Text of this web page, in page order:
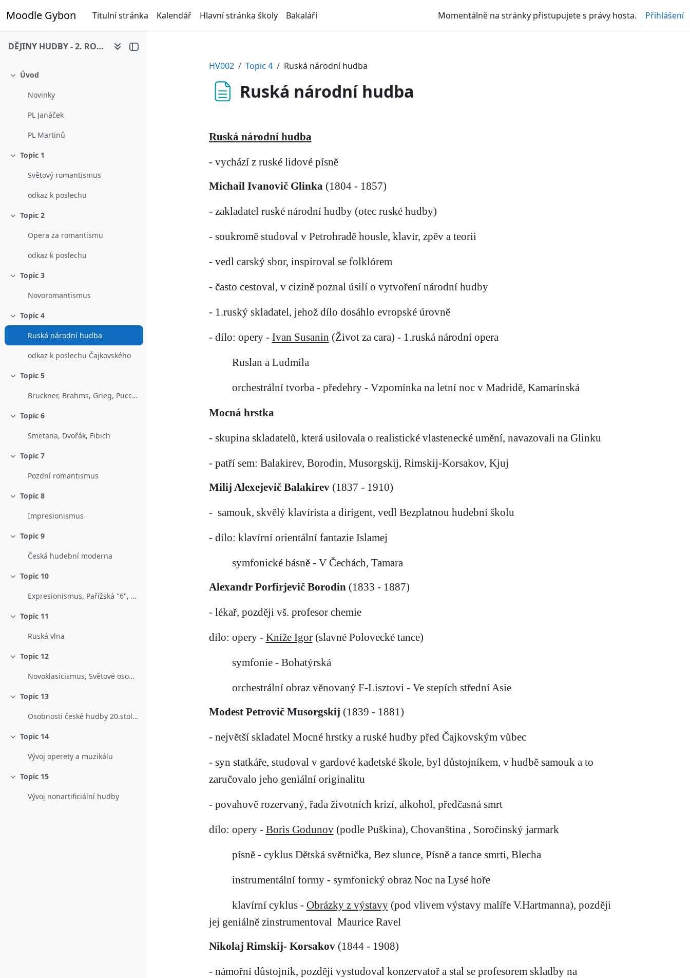
Moodle Gybon Titulní stránka Kalendář Hlavní stránka školy Bakaláři Momentálně na stránky přistupujete s právy hosta. Přihlášení
DĚJINY HUDBY - 2. ROČNÍK
Sbalit
Úvod
Novinky
PL Janáček
PL Martinů
Sbalit
Topic 1
Světový romantismus
odkaz k poslechu
Sbalit
Topic 2
Opera za romantismu
odkaz k poslechu
Sbalit
Topic 3
Novoromantismus
Sbalit
Topic 4
Ruská národní hudba
odkaz k poslechu Čajkovského
Sbalit
Topic 5
Bruckner, Brahms, Grieg, Puccini
Sbalit
Topic 6
Smetana, Dvořák, Fibich
Sbalit
Topic 7
Pozdní romantismus
Sbalit
Topic 8
Impresionismus
Sbalit
Topic 9
Česká hudební moderna
Sbalit
Topic 10
Expresionismus, Pařížská "6", B. Martinů
Sbalit
Topic 11
Ruská vlna
Sbalit
Topic 12
Novoklasicismus, Světové osobnosti 20.století
Sbalit
Topic 13
Osobnosti české hudby 20.století
Sbalit
Topic 14
Vývoj operety a muzikálu
Sbalit
Topic 15
Vývoj nonartificiální hudby
HV002 Topic 4 Ruská národní hudba
Ruská národní hudba
Ruská národní hudba
- vychází z ruské lidové písně
Michail Ivanovič Glinka (1804 - 1857)
- zakladatel ruské národní hudby (otec ruské hudby)
- soukromě studoval v Petrohradě housle, klavír, zpěv a teorii
- vedl carský sbor, inspiroval se folklórem
- často cestoval, v cizině poznal úsilí o vytvoření národní hudby
- 1.ruský skladatel, jehož dílo dosáhlo evropské úrovně
- dílo: opery - Ivan Susanin (Život za cara) - 1.ruská národní opera
Ruslan a Ludmila
orchestrální tvorba - předehry - Vzpomínka na letní noc v Madridě, Kamarínská
Mocná hrstka
- skupina skladatelů, která usilovala o realistické vlastenecké umění, navazovali na Glinku
- patří sem: Balakirev, Borodin, Musorgskij, Rimskij-Korsakov, Kjuj
Milij Alexejevič Balakirev (1837 - 1910)
- samouk, skvělý klavírista a dirigent, vedl Bezplatnou hudební školu
- dílo: klavírní orientální fantazie Islamej
symfonické básně - V Čechách, Tamara
Alexandr Porfirjevič Borodin (1833 - 1887)
- lékař, později vš. profesor chemie
dílo: opery - Kníže Igor(slavné Polovecké tance)
symfonie - Bohatýrská
orchestrální obraz věnovaný F-Lisztovi - Ve stepích střední Asie
Modest Petrovič Musorgskij (1839 - 1881)
- největší skladatel Mocné hrstky a ruské hudby před Čajkovským vůbec
- syn statkáře, studoval v gardové kadetské škole, byl důstojníkem, v hudbě samouk a to
zaručovalo jeho geniální originalitu
- povahově rozervaný, řada životních krizí, alkohol, předčasná smrt
dílo: opery - Boris Godunov(podle Puškina), Chovanština , Soročinský jarmark
písně - cyklus Dětská světnička, Bez slunce, Písně a tance smrti, Blecha
instrumentální formy - symfonický obraz Noc na Lysé hoře
klavírní cyklus - Obrázky z výstavy(pod vlivem výstavy malíře V.Hartmanna), později
jej geniálně zinstrumentoval Maurice Ravel
Nikolaj Rimskij- Korsakov (1844 - 1908)
- námořní důstojník, později vystudoval konzervatoř a stal se profesorem skladby na